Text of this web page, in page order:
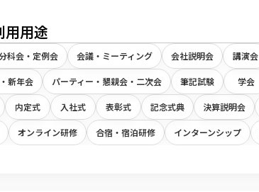
用用途
科会・定例会 会議・ミーティング 会社説明会 講演会
新年会 パーティー・懇親会・二次会 筆記試験 学会
内定式 入社式 表彰式 記念式典 決算説明会
オンライン研修 合宿・宿泊研修 インターンシップ